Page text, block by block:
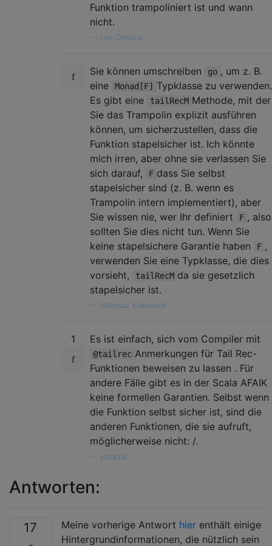
Funktion trampoliniert ist und wann
nicht.
Lev Denisov
Sie können umschreiben go , um z. B.
eine
Monad[F] Typklasse zu verwenden.
Es gibt eine
tailRecM Methode, mit der
Sie das Trampolin explizit ausführen
können, um sicherzustellen, dass die
Funktion stapelsicher ist. Ich könnte
mich irren, aber ohne sie verlassen Sie
sich darauf,
F dass Sie selbst
stapelsicher sind (z. B. wenn es
Trampolin intern implementiert), aber
Sie wissen nie, wer Ihr definiert
F , also
sollten Sie dies nicht tun. Wenn Sie
keine stapelsichere Garantie haben
F ,
verwenden Sie eine Typklasse, die dies
vorsieht,
tailRecM da sie gesetzlich
stapelsicher ist.
Mateusz Kubuszok
1 Es ist einfach, sich vom Compiler mit
@tailrec Anmerkungen für Tail Rec-
Funktionen beweisen zu lassen . Für
andere Fälle gibt es in der Scala AFAIK
keine formellen Garantien. Selbst wenn
die Funktion selbst sicher ist, sind die
anderen Funktionen, die sie aufruft,
möglicherweise nicht: /.
yǝsʞǝla
Antworten:
17 Meine vorherige Antwort hier enthält einige
Hintergrundinformationen, die nützlich sein